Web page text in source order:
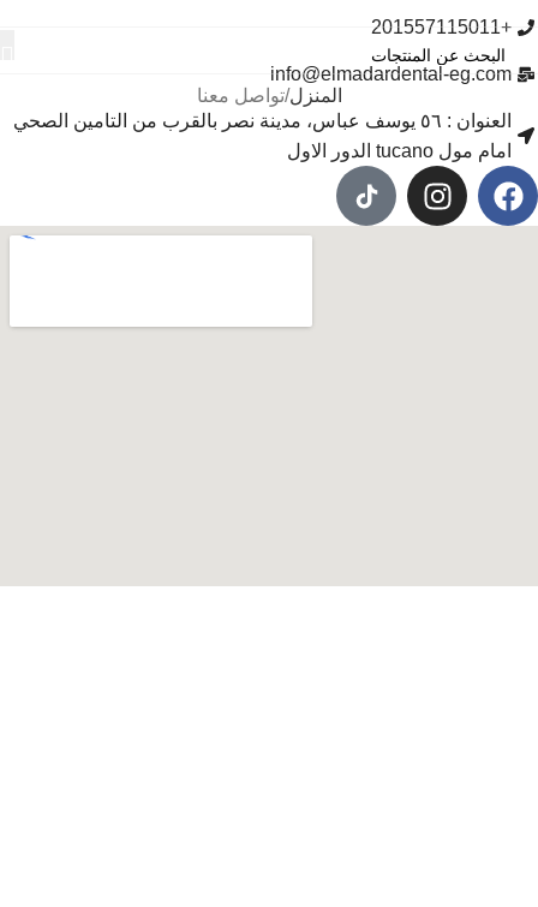
المنزل تواصل معنا
+201557115011
info@elmadardental-eg.com
العنوان : ٥٦ يوسف عباس، مدينة نصر بالقرب من التامين الصحي
امام مول tucano الدور الاول